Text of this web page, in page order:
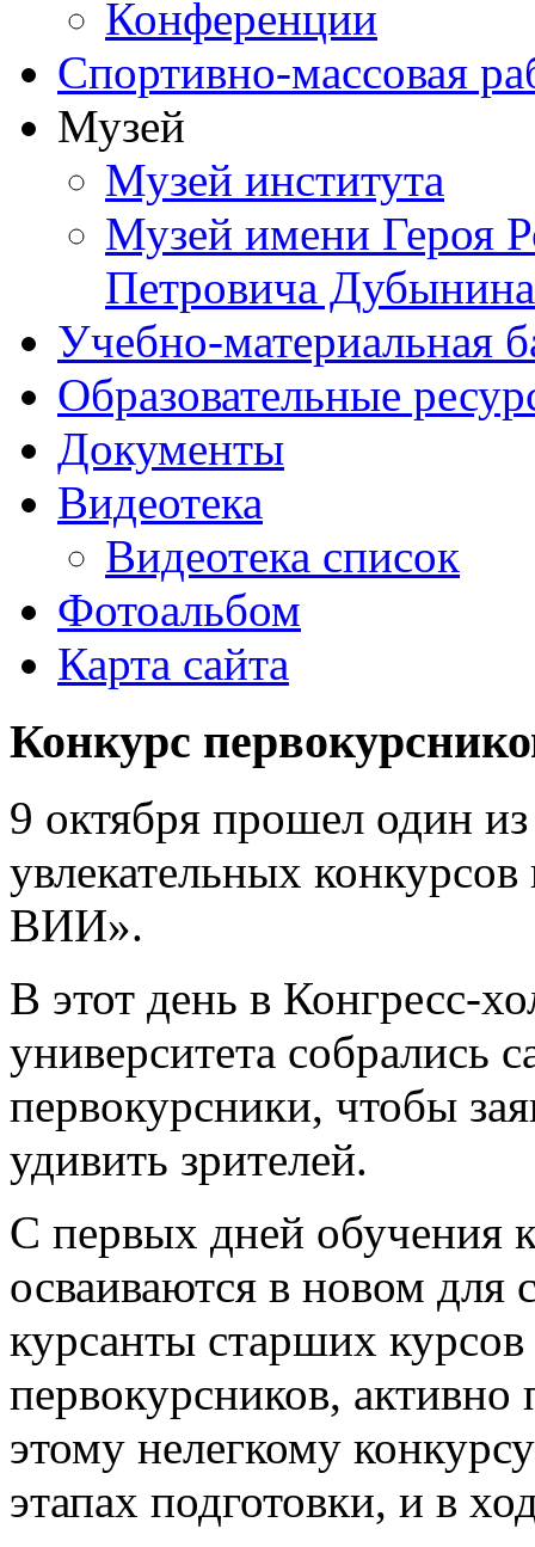
Конференции
Спортивно-массовая
Музей
Музей института
Музей имени Героя
Петровича Дубынина
Учебно-материальная
Образовательные
Документы
Видеотека
Видеотека список
Фотоальбом
Карта сайта
Конкурс
9 октября прошел один
увлекательных
ВИИ».
В этот день в Конгресс-
университета собрались
первокурсники, чтобы
удивить зрителей.
С первых дней обучения
осваиваются в новом для
курсанты старших
первокурсников,
этому нелегкому
этапах подготовки, и в